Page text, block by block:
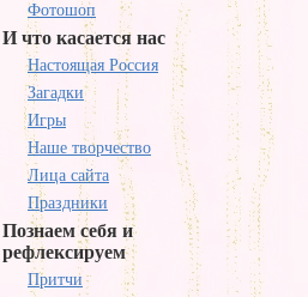
Фотошоп
И что касается нас
Настоящая Россия
Загадки
Игры
Наше творчество
Лица сайта
Праздники
Познаем себя и
рефлексируем
Притчи